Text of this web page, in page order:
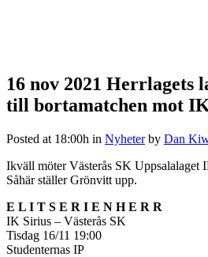
16 nov 2021 Herrlagets
till bortamatchen mot
Posted at 18:00h in Nyheter by Dan
Ikväll möter Västerås SK Uppsalalaget
Såhär ställer Grönvitt upp.
E L I T S E R I E N H E R R
IK Sirius – Västerås SK
Tisdag 16/11 19:00
Studenternas IP